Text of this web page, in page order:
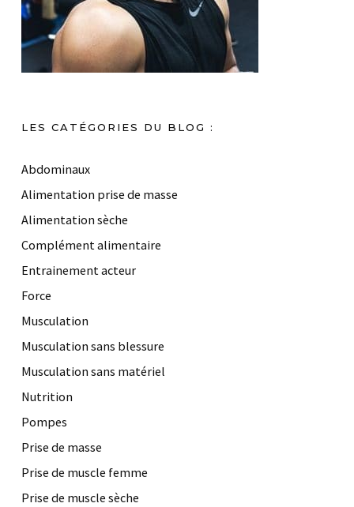
LES CATÉGORIES DU BLOG :
Abdominaux
Alimentation prise de masse
Alimentation sèche
Complément alimentaire
Entrainement acteur
Force
Musculation
Musculation sans blessure
Musculation sans matériel
Nutrition
Pompes
Prise de masse
Prise de muscle femme
Prise de muscle sèche